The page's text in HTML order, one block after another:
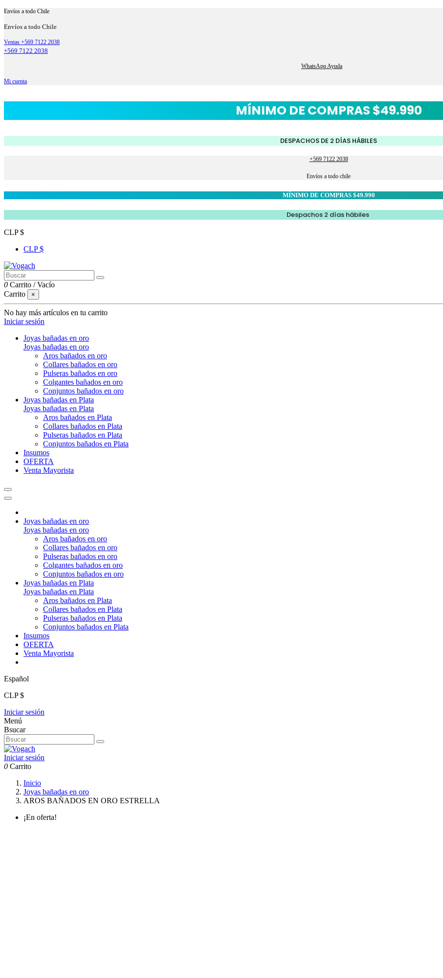
Envíos a todo Chile
Envíos a todo Chile
Ventas +569 7122 2038
+569 7122 2038
WhatsApp Ayuda
Mi cuenta
MÍNIMO DE COMPRAS $49.990
DESPACHOS DE 2 DÍAS HÁBILES
+569 7122 2038
Envíos a todo chile
MÍNIMO DE COMPRAS $49.990
Despachos 2 días hábiles
CLP $
CLP $
0 Carrito /Vacío
Carrito
×
No hay más artículos en tu carrito
Iniciar sesión
Joyas bañadas en oro
Joyas bañadas en oro
Aros bañados en oro
Collares bañados en oro
Pulseras bañados en oro
Colgantes bañados en oro
Conjuntos bañados en oro
Joyas bañadas en Plata
Joyas bañadas en Plata
Aros bañados en Plata
Collares bañados en Plata
Pulseras bañados en Plata
Conjuntos bañados en Plata
Insumos
OFERTA
Venta Mayorista
Joyas bañadas en oro
Joyas bañadas en oro
Aros bañados en oro
Collares bañados en oro
Pulseras bañados en oro
Colgantes bañados en oro
Conjuntos bañados en oro
Joyas bañadas en Plata
Joyas bañadas en Plata
Aros bañados en Plata
Collares bañados en Plata
Pulseras bañados en Plata
Conjuntos bañados en Plata
Insumos
OFERTA
Venta Mayorista
Español
CLP $
Iniciar sesión
Menú
Bsucar
Iniciar sesión
0 Carrito
Inicio
Joyas bañadas en oro
AROS BAÑADOS EN ORO ESTRELLA
¡En oferta!